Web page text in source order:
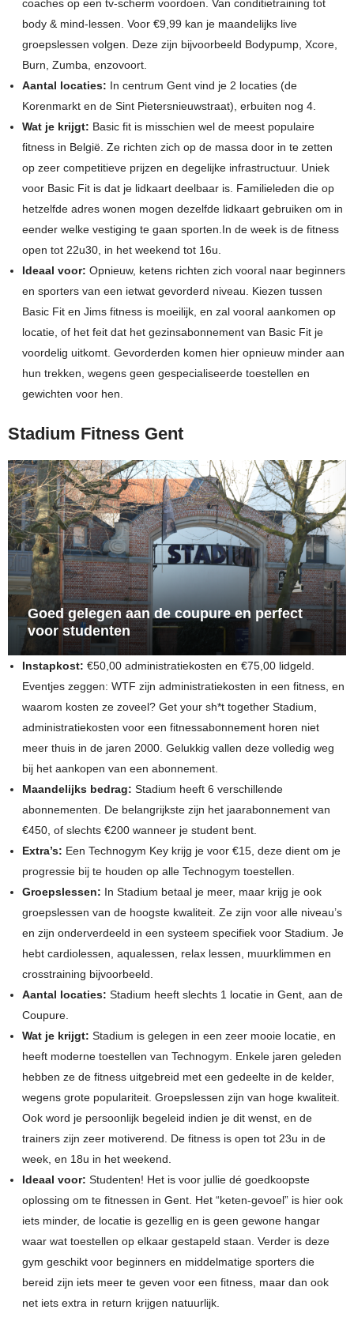
coaches op een tv-scherm voordoen. Van conditietraining tot
body & mind-lessen. Voor €9,99 kan je maandelijks live
groepslessen volgen. Deze zijn bijvoorbeeld Bodypump, Xcore,
Burn, Zumba, enzovoort.
Aantal locaties: In centrum Gent vind je 2 locaties (de
Korenmarkt en de Sint Pietersnieuwstraat), erbuiten nog 4.
Wat je krijgt: Basic fit is misschien wel de meest populaire
fitness in België. Ze richten zich op de massa door in te zetten
op zeer competitieve prijzen en degelijke infrastructuur. Uniek
voor Basic Fit is dat je lidkaart deelbaar is. Familieleden die op
hetzelfde adres wonen mogen dezelfde lidkaart gebruiken om in
eender welke vestiging te gaan sporten.In de week is de fitness
open tot 22u30, in het weekend tot 16u.
Ideaal voor: Opnieuw, ketens richten zich vooral naar beginners
en sporters van een ietwat gevorderd niveau. Kiezen tussen
Basic Fit en Jims fitness is moeilijk, en zal vooral aankomen op
locatie, of het feit dat het gezinsabonnement van Basic Fit je
voordelig uitkomt. Gevorderden komen hier opnieuw minder aan
hun trekken, wegens geen gespecialiseerde toestellen en
gewichten voor hen.
Stadium Fitness Gent
Goed gelegen aan de coupure en perfect
voor studenten
Instapkost: €50,00 administratiekosten en €75,00 lidgeld.
Eventjes zeggen: WTF zijn administratiekosten in een fitness, en
waarom kosten ze zoveel? Get your sh*t together Stadium,
administratiekosten voor een fitnessabonnement horen niet
meer thuis in de jaren 2000. Gelukkig vallen deze volledig weg
bij het aankopen van een abonnement.
Maandelijks bedrag: Stadium heeft 6 verschillende
abonnementen. De belangrijkste zijn het jaarabonnement van
€450, of slechts €200 wanneer je student bent.
Extra’s: Een Technogym Key krijg je voor €15, deze dient om je
progressie bij te houden op alle Technogym toestellen.
Groepslessen: In Stadium betaal je meer, maar krijg je ook
groepslessen van de hoogste kwaliteit. Ze zijn voor alle niveau’s
en zijn onderverdeeld in een systeem specifiek voor Stadium. Je
hebt cardiolessen, aqualessen, relax lessen, muurklimmen en
crosstraining bijvoorbeeld.
Aantal locaties: Stadium heeft slechts 1 locatie in Gent, aan de
Coupure.
Wat je krijgt: Stadium is gelegen in een zeer mooie locatie, en
heeft moderne toestellen van Technogym. Enkele jaren geleden
hebben ze de fitness uitgebreid met een gedeelte in de kelder,
wegens grote populariteit. Groepslessen zijn van hoge kwaliteit.
Ook word je persoonlijk begeleid indien je dit wenst, en de
trainers zijn zeer motiverend. De fitness is open tot 23u in de
week, en 18u in het weekend.
Ideaal voor: Studenten! Het is voor jullie dé goedkoopste
oplossing om te fitnessen in Gent. Het “keten-gevoel” is hier ook
iets minder, de locatie is gezellig en is geen gewone hangar
waar wat toestellen op elkaar gestapeld staan. Verder is deze
gym geschikt voor beginners en middelmatige sporters die
bereid zijn iets meer te geven voor een fitness, maar dan ook
net iets extra in return krijgen natuurlijk.